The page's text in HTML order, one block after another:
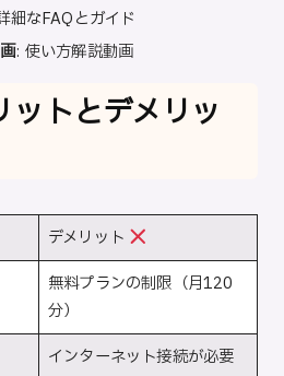
細なFAQとガイド
: 使い方解説動画
トとデメリッ
デメリット
無料プランの制限（月120
分）
インターネット接続が必要